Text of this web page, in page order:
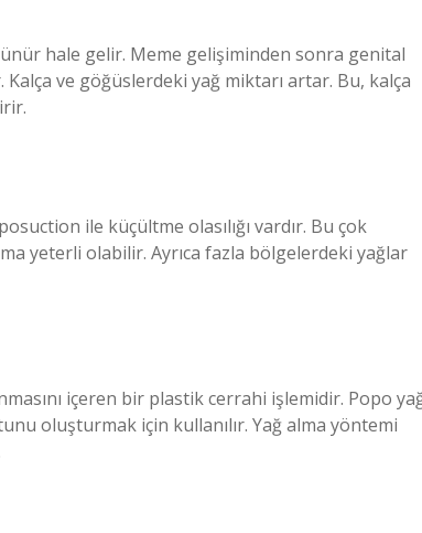
hale gelir. Meme gelişiminden sonra genital
Kalça ve göğüslerdeki yağ miktarı artar. Bu, kalça
ile küçültme olasılığı vardır. Bu çok
yeterli olabilir. Ayrıca fazla bölgelerdeki yağlar
içeren bir plastik cerrahi işlemidir. Popo
oluşturmak için kullanılır. Yağ alma yöntemi